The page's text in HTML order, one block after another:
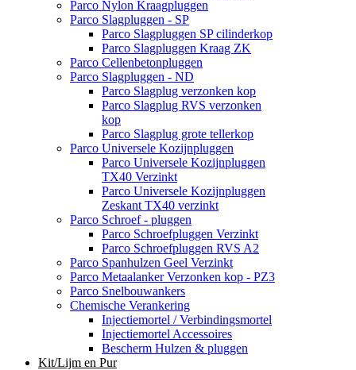
Parco Nylon Kraagpluggen
Parco Slagpluggen - SP
Parco Slagpluggen SP cilinderkop
Parco Slagpluggen Kraag ZK
Parco Cellenbetonpluggen
Parco Slagpluggen - ND
Parco Slagplug verzonken kop
Parco Slagplug RVS verzonken
kop
Parco Slagplug grote tellerkop
Parco Universele Kozijnpluggen
Parco Universele Kozijnpluggen
TX40 Verzinkt
Parco Universele Kozijnpluggen
Zeskant TX40 verzinkt
Parco Schroef - pluggen
Parco Schroefpluggen Verzinkt
Parco Schroefpluggen RVS A2
Parco Spanhulzen Geel Verzinkt
Parco Metaalanker Verzonken kop - PZ3
Parco Snelbouwankers
Chemische Verankering
Injectiemortel / Verbindingsmortel
Injectiemortel Accessoires
Bescherm Hulzen & pluggen
Kit/Lijm en Pur